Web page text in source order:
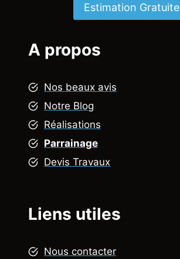
Estimation Gratuite
A propos
Nos beaux avis
Notre Blog
Réalisations
Parrainage
Devis Travaux
Liens utiles
Nous contacter